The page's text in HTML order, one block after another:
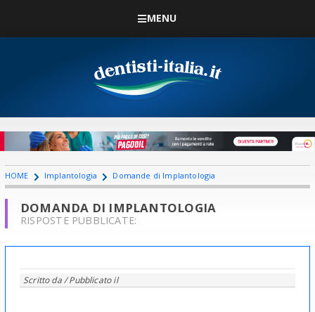
MENU
HOME Implantologia Domande di Implantologia
DOMANDA DI IMPLANTOLOGIA
RISPOSTE PUBBLICATE:
Scritto da/ Pubblicato il